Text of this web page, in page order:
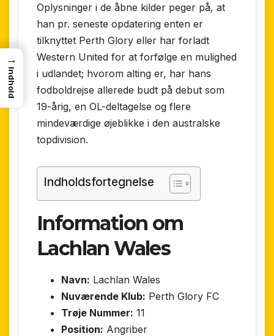
Oplysninger i de åbne kilder peger på, at
han pr. seneste opdatering enten er
tilknyttet Perth Glory eller har forladt
Western United for at forfølge en mulighed
i udlandet; hvorom alting er, har hans
fodboldrejse allerede budt på debut som
19-årig, en OL-deltagelse og flere
mindeværdige øjeblikke i den australske
topdivision.
Indholdsfortegnelse
Information om
Lachlan Wales
Navn: Lachlan Wales
Nuværende Klub: Perth Glory FC
Trøje Nummer: 11
Position: Angriber
→
Indhold